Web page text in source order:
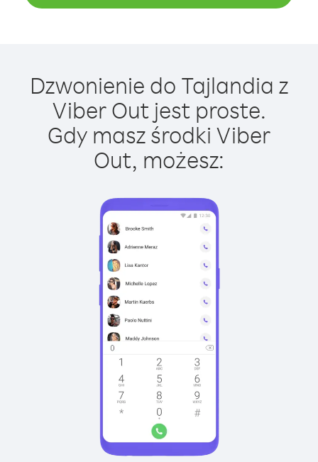
Dzwonienie do Tajlandia z
Viber Out jest proste.
Gdy masz środki Viber
Out, możesz: